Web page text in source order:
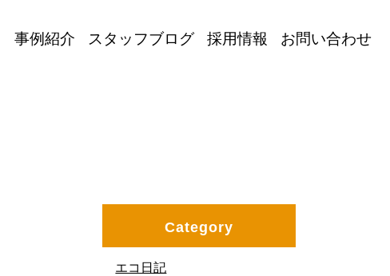
事例紹介 スタッフブログ 採用情報 お問い合わせ
Category
エコ日記